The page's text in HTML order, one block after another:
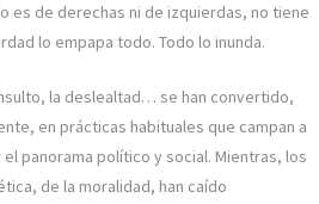
es de derechas ni de izquierdas, no tiene
lo empapa todo. Todo lo inunda.
la deslealtad… se han convertido,
en prácticas habituales que campan a
el panorama político y social. Mientras, los
de la moralidad, han caído